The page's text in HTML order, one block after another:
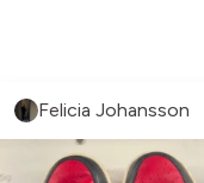
Felicia Johansson